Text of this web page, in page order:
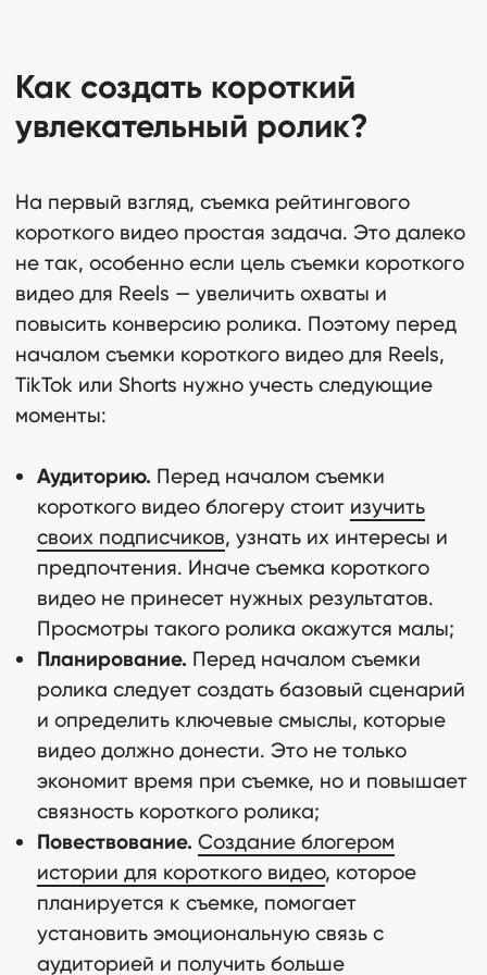
Как создать короткий
увлекательный ролик?
На первый взгляд, съемка рейтингового
короткого видео простая задача. Это далеко
не так, особенно если цель съемки короткого
видео для Reels — увеличить охваты и
повысить конверсию ролика. Поэтому перед
началом съемки короткого видео для Reels,
TikTok или Shorts нужно учесть следующие
моменты:
Аудиторию. Перед началом съемки
короткого видео блогеру стоит изучить
своих подписчиков, узнать их интересы и
предпочтения. Иначе съемка короткого
видео не принесет нужных результатов.
Просмотры такого ролика окажутся малы;
Планирование. Перед началом съемки
ролика следует создать базовый сценарий
и определить ключевые смыслы, которые
видео должно донести. Это не только
экономит время при съемке, но и повышает
связность короткого ролика;
Повествование. Создание блогером
истории для короткого видео, которое
планируется к съемке, помогает
установить эмоциональную связь с
аудиторией и получить больше
Наши кейсы